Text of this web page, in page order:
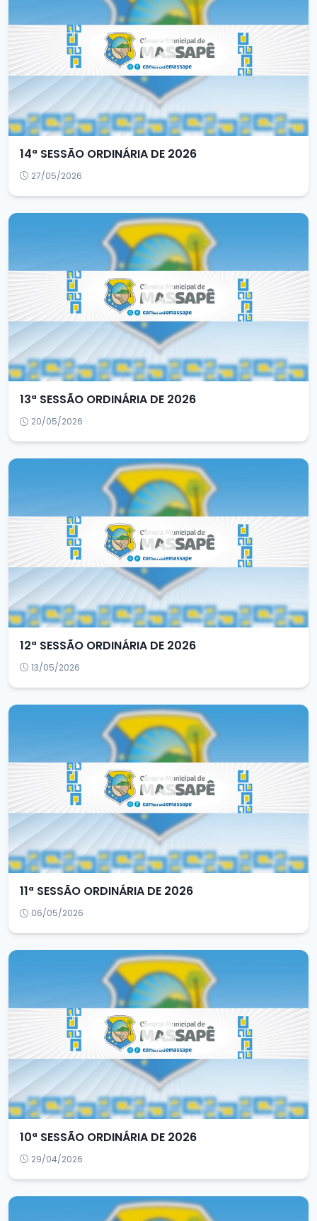
14ª SESSÃO ORDINÁRIA DE 2026
27/05/2026
13ª SESSÃO ORDINÁRIA DE 2026
20/05/2026
12ª SESSÃO ORDINÁRIA DE 2026
13/05/2026
11ª SESSÃO ORDINÁRIA DE 2026
06/05/2026
10ª SESSÃO ORDINÁRIA DE 2026
29/04/2026